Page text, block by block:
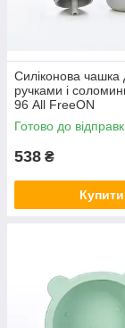
Силіконова чашка
ручками і
96 All FreeON
Готово до
538 ₴
Купити